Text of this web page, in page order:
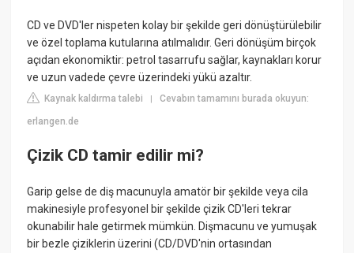
CD ve DVD'ler nispeten kolay bir şekilde geri dönüştürülebilir
ve özel toplama kutularına atılmalıdır. Geri dönüşüm birçok
açıdan ekonomiktir: petrol tasarrufu sağlar, kaynakları korur
ve uzun vadede çevre üzerindeki yükü azaltır.
Kaynak kaldırma talebi |Cevabın tamamını burada okuyun:
erlangen.de
Çizik CD tamir edilir mi?
Garip gelse de diş macunuyla amatör bir şekilde veya cila
makinesiyle profesyonel bir şekilde çizik CD'leri tekrar
okunabilir hale getirmek mümkün. Dişmacunu ve yumuşak
bir bezle çiziklerin üzerini (CD/DVD'nin ortasından